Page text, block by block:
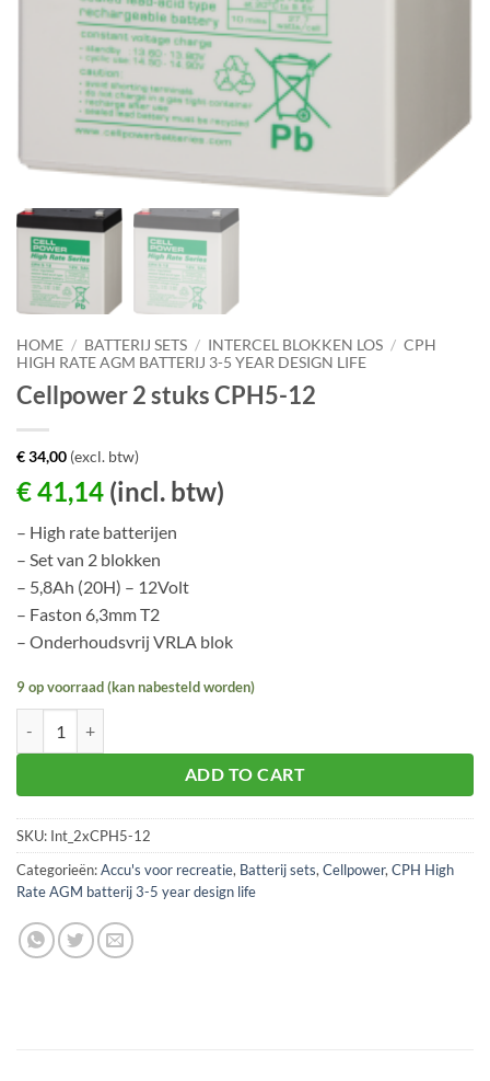
HOME / BATTERIJ SETS / INTERCEL BLOKKEN LOS / CPH
HIGH RATE AGM BATTERIJ 3-5 YEAR DESIGN LIFE
Cellpower 2 stuks CPH5-12
€34,00 (excl. btw)
€41,14 (incl. btw)
– High rate batterijen
– Set van 2 blokken
– 5,8Ah (20H) – 12Volt
– Faston 6,3mm T2
– Onderhoudsvrij VRLA blok
9 op voorraad (kan nabesteld worden)
ADD TO CART
SKU: Int_2xCPH5-12
Categorieën:Accu's voor recreatie, Batterij sets,Cellpower,CPH High
Rate AGM batterij 3-5 year design life